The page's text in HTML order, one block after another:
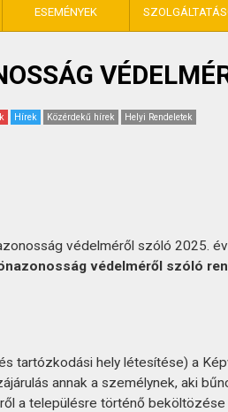
ESEMÉNYEK
Hírek Közérdekű hírek Helyi Rendeletek
védelméről szóló 2025.
védelméről szóló
tartózkodási hely létesítése) a
annak a személynek, aki
a településre történő